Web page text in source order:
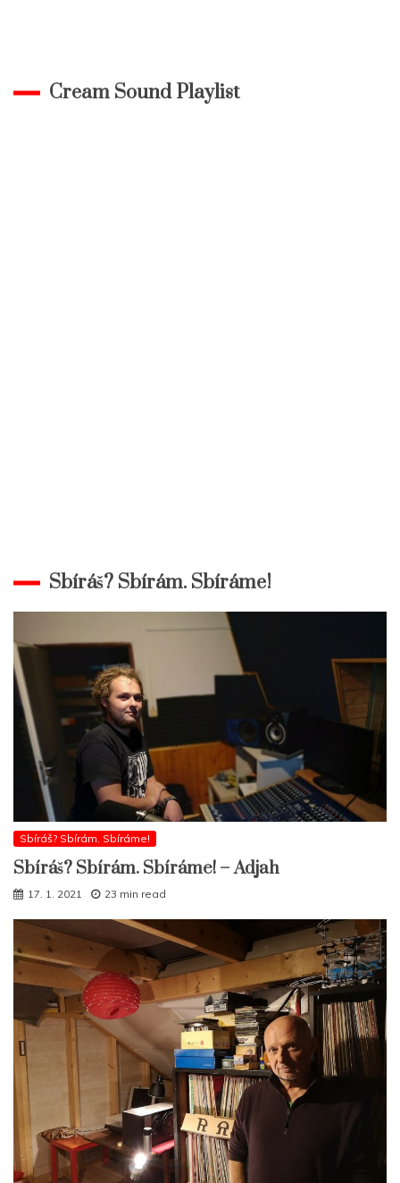
Cream Sound Playlist
Sbíráš? Sbírám. Sbíráme!
Sbíráš? Sbírám. Sbíráme!
Sbíráš? Sbírám. Sbíráme! – Adjah
17. 1. 2021 23 min read